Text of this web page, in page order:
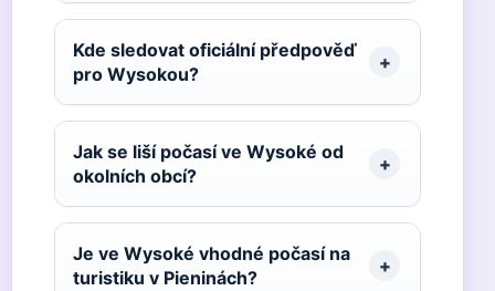
Kde sledovat oficiální předpověď
pro Wysokou?
Jak se liší počasí ve Wysoké od
okolních obcí?
Je ve Wysoké vhodné počasí na
turistiku v Pieninách?